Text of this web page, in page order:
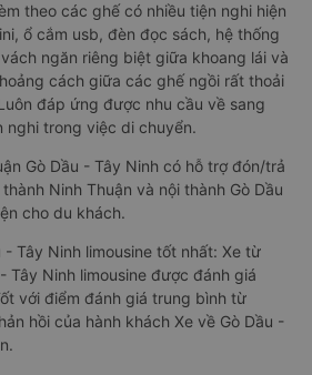
theo các ghế có nhiều tiện nghi hiện
ổ cắm usb, đèn đọc sách, hệ thống
ngăn riêng biệt giữa khoang lái và
cách giữa các ghế ngồi rất thoải
đáp ứng được nhu cầu về sang
nghi trong việc di chuyển.
Gò Dầu - Tây Ninh có hỗ trợ đón/trả
Ninh Thuận và nội thành Gò Dầu
cho du khách.
- Tây Ninh limousine tốt nhất: Xe từ
Tây Ninh limousine được đánh giá
với điểm đánh giá trung bình từ
hồi của hành khách Xe về Gò Dầu -